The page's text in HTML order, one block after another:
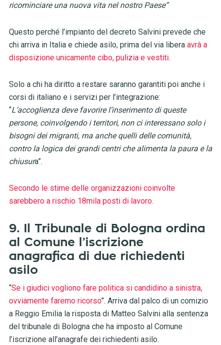
ricominciare una nuova vita nel nostro Paese”
Questo perché l’impianto del decreto Salvini prevede che
chi arriva in Italia e chiede asilo, prima del via libera avrà a
disposizione unicamente cibo, pulizia e vestiti.
Solo a chi ha diritto a restare saranno garantiti poi anche i
corsi di italiano e i servizi per l’integrazione:
“L’accoglienza deve favorire l’inserimento di queste
persone, coinvolgendo i territori, non ci interessano solo i
bisogni dei migranti, ma anche quelli delle comunità,
contro la logica dei grandi centri che alimenta la paura e la
chiusura”.
Secondo le stime delle organizzazioni coinvolte
sarebbero a rischio 18mila posti di lavoro.
9. Il Tribunale di Bologna ordina
al Comune l’iscrizione
anagrafica di due richiedenti
asilo
“Se i giudici vogliono fare politica si candidino a sinistra,
ovviamente faremo ricorso”. Arriva dal palco di un comizio
a Reggio Emilia la risposta di Matteo Salvini alla sentenza
del tribunale di Bologna che ha imposto al Comune
l’iscrizione all’anagrafe dei richiedenti asilo.